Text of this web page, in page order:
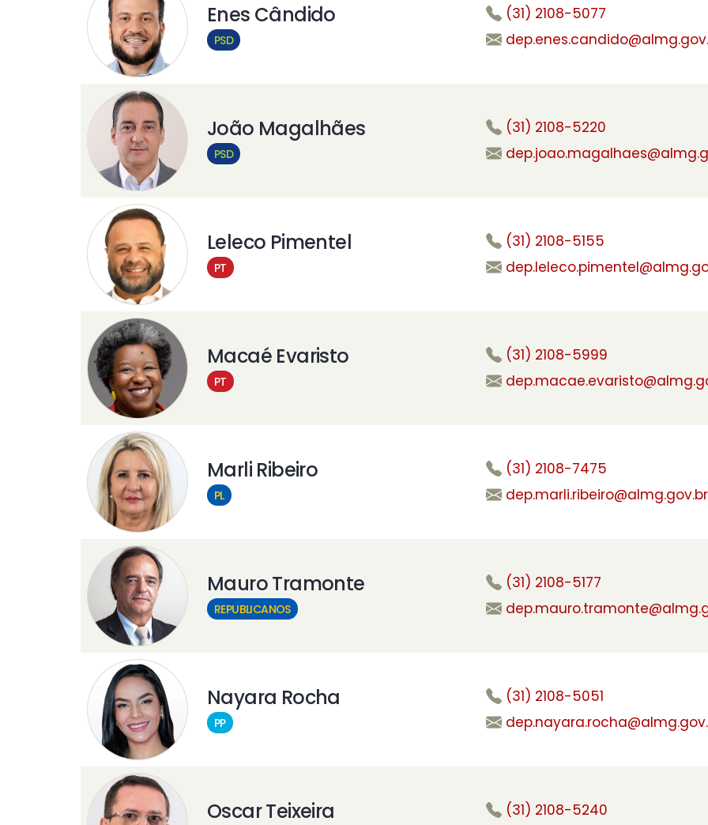
Enes Cândido
PSD
(31) 2108-5077
João Magalhães
PSD
(31) 2108-5220
Leleco Pimentel
PT
(31) 2108-5155
Macaé Evaristo
PT
(31) 2108-5999
Marli Ribeiro
PL
(31) 2108-7475
dep.marli.ribeiro@almg.gov.br
Mauro Tramonte
REPUBLICANOS
(31) 2108-5177
Nayara Rocha
PP
(31) 2108-5051
Oscar Teixeira
(31) 2108-5240